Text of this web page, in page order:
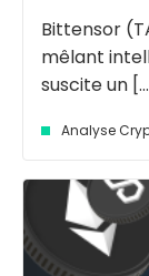
Bittensor
mêlant
suscite un
Analyse